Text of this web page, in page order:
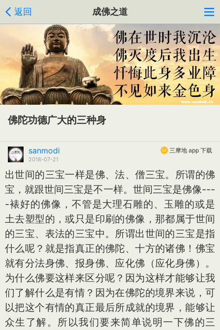
返回 成佛之道
佛陀功德广大的三种身
三摩地 app 下载
sanmodi
2018-07-21
出世间的三宝一样是佛、法、僧三宝。所谓的佛
宝，就跟世间三宝是不一样。世间三宝是佛像---
-裱好的佛像，不管是大理石雕的、玉雕的或是
土去塑型的，或只是印刷的佛像，那都属于世间
的三宝、表法的三宝中。所谓出世间的三宝是指
什么呢？就是指真正的佛陀、十方的诸佛！佛宝
就有分法身佛、报身佛、应化佛（应化身佛）。
为什么佛要这样来区分呢？因为这样才能够让我
们了解什么是有情？因为在佛陀的境界来说，可
以把这个有情的真正最后所成就的境界，能够让
众生了解。所以我们要来简单说明一下佛的三